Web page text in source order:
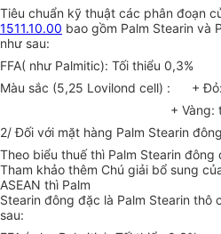
Tiêu chuẩn kỹ thuật các phân đoạn
1511.10.00 bao gồm Palm Stearin và
như sau:
FFA( như Palmitic): Tối thiểu 0,3%
Màu sắc (5,25 Lovilond cell) : + Đỏ:
+ Vàng:
2/ Đối với mặt hàng Palm Stearin
Theo biểu thuế thì Palm Stearin đông
Tham khảo thêm Chú giải bổ sung
ASEAN thì Palm
Stearin đông đặc là Palm Stearin
sau: